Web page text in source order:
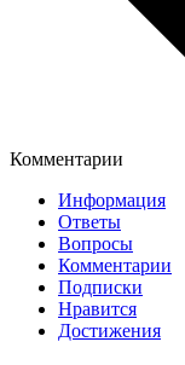
Комментарии
Информация
Ответы
Вопросы
Комментарии
Подписки
Нравится
Достижения